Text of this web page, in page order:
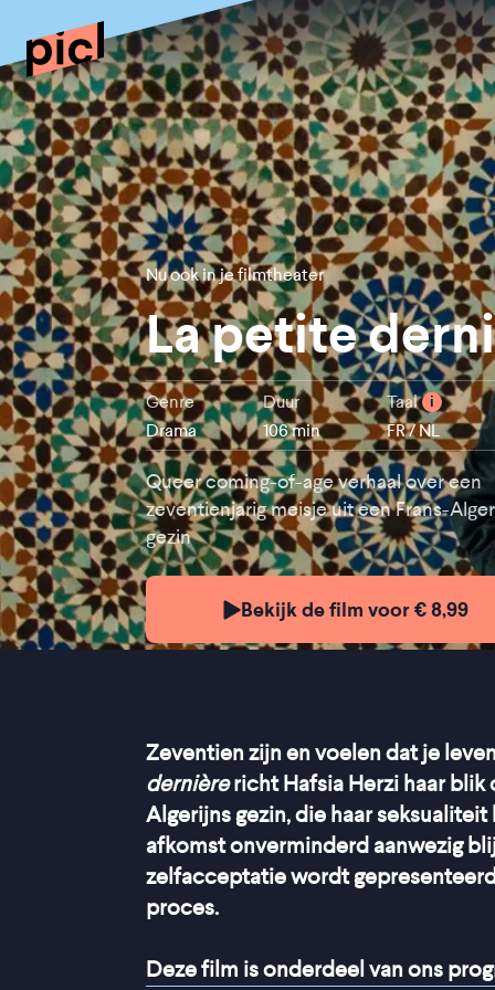
Nu ook in je filmtheater
La petite
Genre
Drama
Duur
106 min
Taal i
FR / NL
Queer coming-of-age verhaal over een
zeventienjarig meisje uit een Frans-
gezin
Bekijk de film voor € 8,99
Zeventien zijn en voelen dat je
dernièrericht Hafsia Herzi haar blik
Algerijns gezin, die haar
afkomst onverminderd aanwezig
zelfacceptatie wordt gepresenteerd
proces.
Deze film is onderdeel van ons